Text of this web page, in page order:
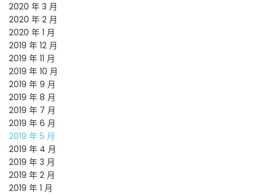
2020 年 3 月
2020 年 2 月
2020 年 1 月
2019 年 12 月
2019 年 11 月
2019 年 10 月
2019 年 9 月
2019 年 8 月
2019 年 7 月
2019 年 6 月
2019 年 5 月
2019 年 4 月
2019 年 3 月
2019 年 2 月
2019 年 1 月